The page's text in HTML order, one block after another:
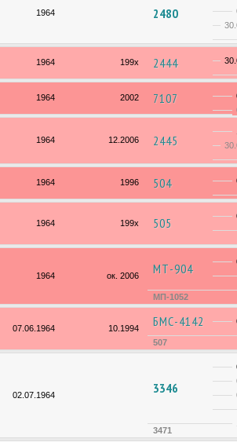
1964 2480
1964 199х 2444
1964 2002 7107
1964 12.2006 2445
1964 1996 504
1964 199х 505
1964 ок. 2006 МТ-904
МП-1052
07.06.1964 10.1994 БМС-4142
507
02.07.1964 3346
3471